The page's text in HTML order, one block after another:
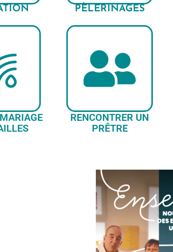
PÈLERINAGES
RENCONTRER UN
PRÊTRE